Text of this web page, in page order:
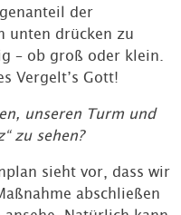
der
unten drücken zu
– ob groß oder klein.
Vergelt’s Gott!
unseren Turm und
zu sehen?
sieht vor, dass wir
abschließen